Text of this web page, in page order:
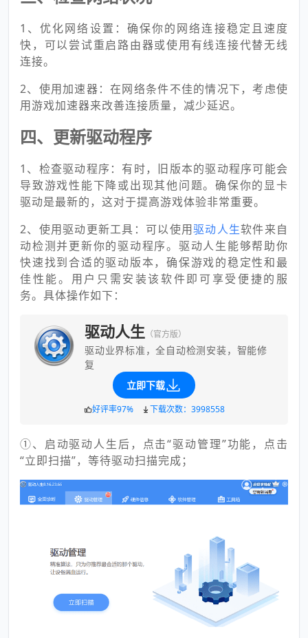
1、优化网络设置：确保你的网络连接稳定且速度
快，可以尝试重启路由器或使用有线连接代替无线
连接。
2、使用加速器：在网络条件不佳的情况下，考虑使
用游戏加速器来改善连接质量，减少延迟。
四、更新驱动程序
1、检查驱动程序：有时，旧版本的驱动程序可能会
导致游戏性能下降或出现其他问题。确保你的显卡
驱动是最新的，这对于提高游戏体验非常重要。
2、使用驱动更新工具：可以使用驱动人生软件来自
动检测并更新你的驱动程序。驱动人生能够帮助你
快速找到合适的驱动版本，确保游戏的稳定性和最
佳性能。用户只需安装该软件即可享受便捷的服
务。具体操作如下：
驱动人生 （官方版）
驱动业界标准，全自动检测安装，智能修
复
立即下载
好评率97% 下载次数：3998558
①、启动驱动人生后，点击“驱动管理”功能，点击
“立即扫描”，等待驱动扫描完成；